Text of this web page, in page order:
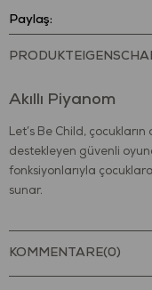
Paylaş:
Akıllı Piyanom
Let’s Be Child,
destekleyen güvenli
fonksiyonlarıyla
sunar.
KOMMENTARE(0)